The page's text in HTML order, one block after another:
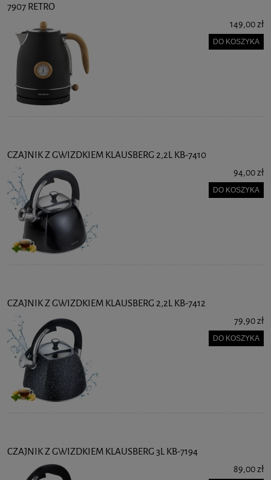
7907 RETRO
149,00 zł
DO KOSZYKA
CZAJNIK Z GWIZDKIEM KLAUSBERG 2,2L KB-7410
94,00 zł
DO KOSZYKA
CZAJNIK Z GWIZDKIEM KLAUSBERG 2,2L KB-7412
79,90 zł
DO KOSZYKA
CZAJNIK Z GWIZDKIEM KLAUSBERG 3L KB-7194
89,00 zł